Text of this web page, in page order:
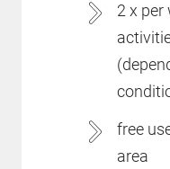
2 x per
free
area